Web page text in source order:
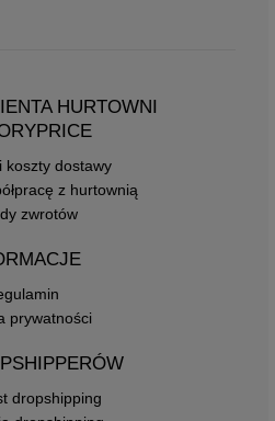
HURTOWNI
koszty dostawy
z hurtownią
zwrotów
prywatności
dropshipping